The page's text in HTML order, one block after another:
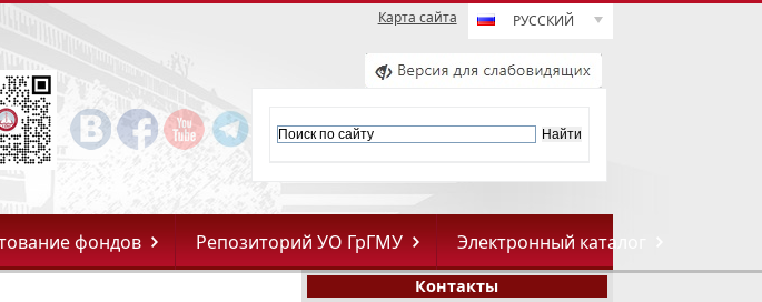
Карта сайта РУССКИЙ
фондов Репозиторий УО ГрГМУ Электронный каталог
Контакты